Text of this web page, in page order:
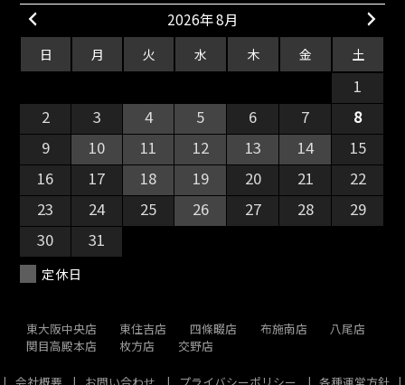
2026年 8月
日 月 火 水 木 金 土
1
2
3 4 5 6 7
8
9
10 11 12 13 14
15
16
17 18 19 20 21
22
23
24 25 26 27 28
29
30
31
定休日
東大阪中央店 東住吉店 四條畷店 布施南店
八尾店
関目高殿本店
枚方店 交野店